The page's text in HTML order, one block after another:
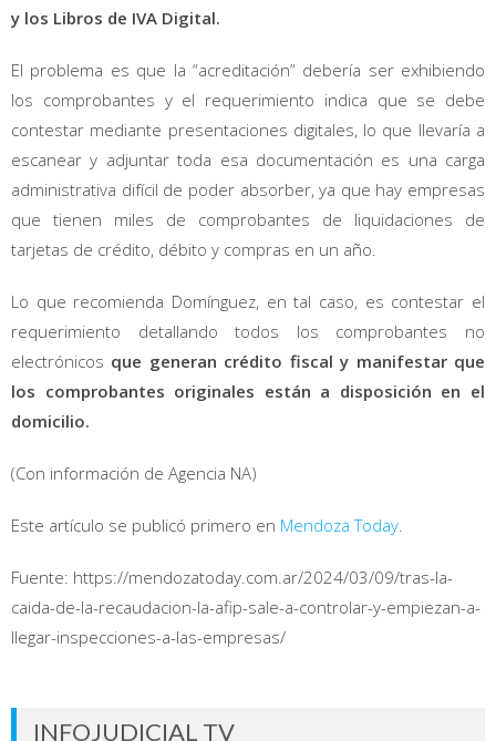
y los Libros de IVA Digital.
El problema es que la “acreditación” debería ser exhibiendo
los comprobantes y el requerimiento indica que se debe
contestar mediante presentaciones digitales, lo que llevaría a
escanear y adjuntar toda esa documentación es una carga
administrativa difícil de poder absorber, ya que hay empresas
que tienen miles de comprobantes de liquidaciones de
tarjetas de crédito, débito y compras en un año.
Lo que recomienda Domínguez, en tal caso, es contestar el
requerimiento detallando todos los comprobantes no
electrónicos que generan crédito fiscal y manifestar que
los comprobantes originales están a disposición en el
domicilio.
(Con información de Agencia NA)
Este artículo se publicó primero en Mendoza Today
Fuente: https://mendozatoday.com.ar/2024/03/09/tras-la-
caida-de-la-recaudacion-la-afip-sale-a-controlar-y-empiezan-a-
llegar-inspecciones-a-las-empresas/
INFOJUDICIAL TV